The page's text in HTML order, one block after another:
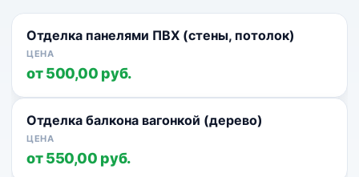
Отделка панелями ПВХ (стены, потолок)
от 500,00 руб.
Отделка балкона вагонкой (дерево)
от 550,00 руб.